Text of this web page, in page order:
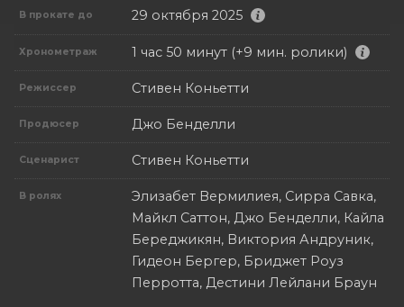
В прокате до 29 октября 2025
Хронометраж 1 час 50 минут (+9 мин. ролики)
Режиссер Стивен Коньетти
Продюсер Джо Бенделли
Сценарист Стивен Коньетти
В ролях
Элизабет Вермилиея, Сирра Савка,
Майкл Саттон, Джо Бенделли, Кайла
Береджикян, Виктория Андруник,
Гидеон Бергер, Бриджет Роуз
Перротта, Дестини Лейлани Браун